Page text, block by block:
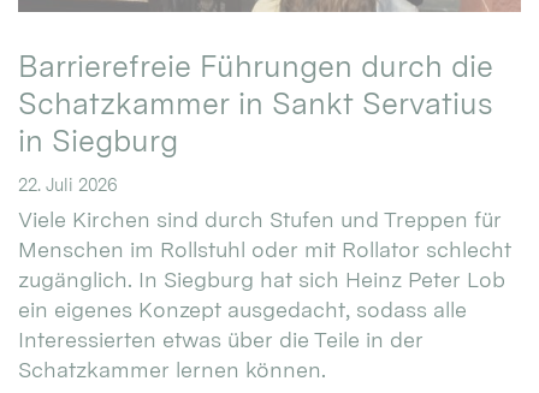
Barrierefreie Führungen durch die
Schatzkammer in Sankt Servatius
in Siegburg
22. Juli 2026
Viele Kirchen sind durch Stufen und Treppen für
Menschen im Rollstuhl oder mit Rollator schlecht
zugänglich. In Siegburg hat sich Heinz Peter Lob
ein eigenes Konzept ausgedacht, sodass alle
Interessierten etwas über die Teile in der
Schatzkammer lernen können.